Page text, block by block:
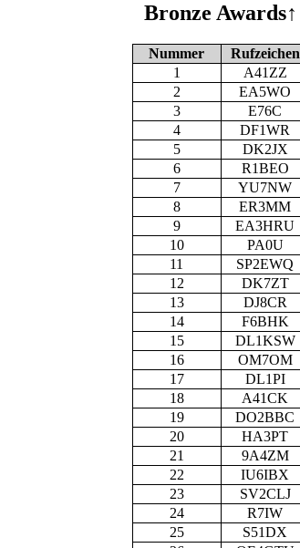
Bronze Awards↑
Nummer
Rufzeichen
1
A41ZZ
2
EA5WO
3
E76C
4
DF1WR
5
DK2JX
6
R1BEO
7
YU7NW
8
ER3MM
9
EA3HRU
10
PA0U
11
SP2EWQ
12
DK7ZT
13
DJ8CR
14
F6BHK
15
DL1KSW
16
OM7OM
17
DL1PI
18
A41CK
19
DO2BBC
20
HA3PT
21
9A4ZM
22
IU6IBX
23
SV2CLJ
24
R7IW
25
S51DX